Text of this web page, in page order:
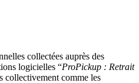
collectées auprès des
logicielles “ProPickup : Retrait
collectivement comme les